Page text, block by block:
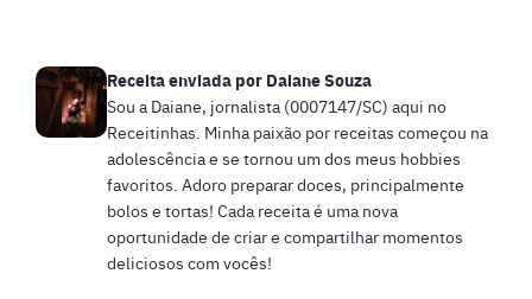
Receita enviada por Daiane Souza
Sou a Daiane, jornalista (0007147/SC) aqui no
Receitinhas. Minha paixão por receitas começou na
adolescência e se tornou um dos meus hobbies
favoritos. Adoro preparar doces, principalmente
bolos e tortas! Cada receita é uma nova
oportunidade de criar e compartilhar momentos
deliciosos com vocês!